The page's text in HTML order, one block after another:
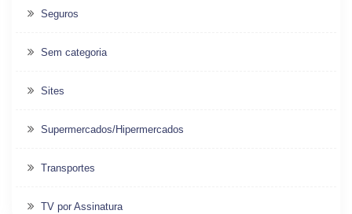
Seguros
Sem categoria
Sites
Supermercados/Hipermercados
Transportes
TV por Assinatura